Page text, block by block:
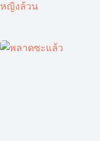
หญิงล้วน